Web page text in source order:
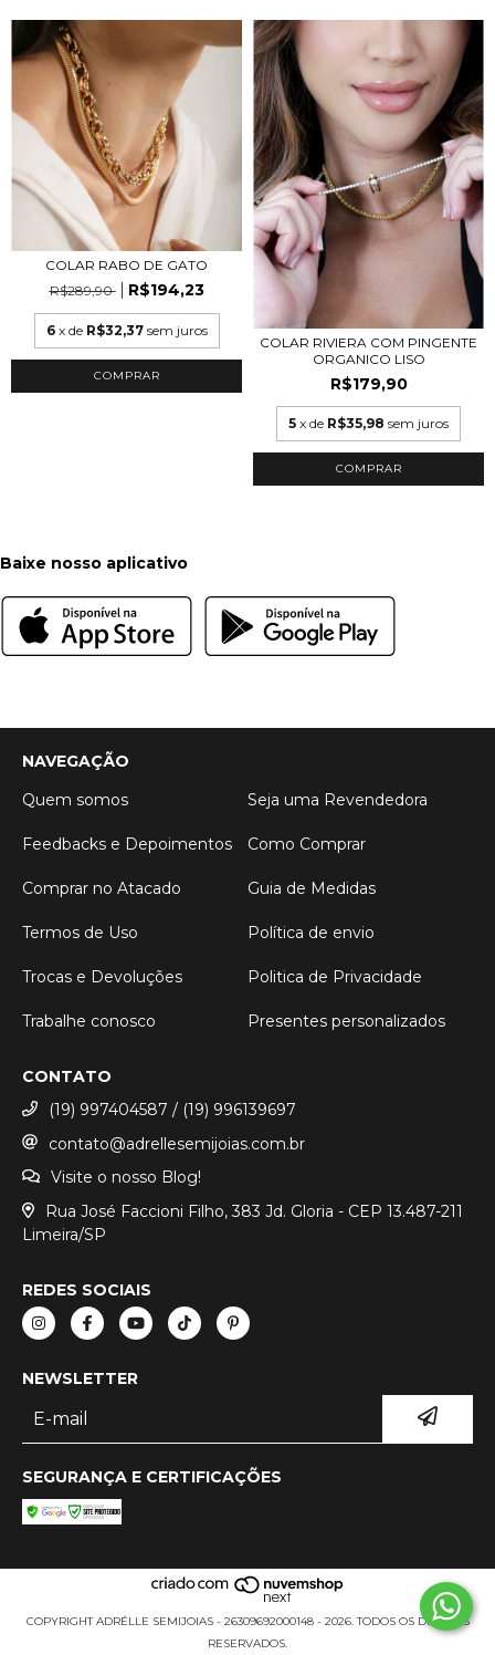
COLAR RABO DE GATO
R$289,90
R$194,23
6 x de R$32,37 sem juros
COMPRAR
COLAR RIVIERA COM PINGENTE
ORGANICO LISO
R$179,90
5 x de R$35,98 sem juros
COMPRAR
Baixe nosso aplicativo
NAVEGAÇÃO
Quem somos
Seja uma Revendedora
Feedbacks e Depoimentos Como Comprar
Comprar no Atacado Guia de Medidas
Termos de Uso Política de envio
Trocas e Devoluções Politica de Privacidade
Trabalhe conosco Presentes personalizados
CONTATO
(19) 997404587 / (19) 996139697
contato@adrellesemijoias.com.br
Visite o nosso Blog!
Rua José Faccioni Filho, 383 Jd. Gloria - CEP 13.487-211
Limeira/SP
REDES SOCIAIS
NEWSLETTER
SEGURANÇA E CERTIFICAÇÕES
COPYRIGHT ADRÉLLE SEMIJOIAS - 26309692000148 - 2026. TODOS OS DIREITOS
RESERVADOS.